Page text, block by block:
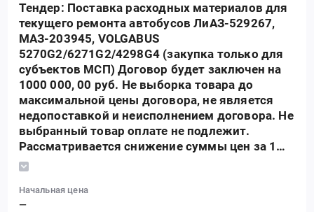
Тендер: Поставка расходных материалов для
текущего ремонта автобусов ЛиАЗ-529267,
МАЗ-203945, VOLGABUS
5270G2/6271G2/4298G4 (закупка только для
субъектов МСП) Договор будет заключен на
1000 000, 00 руб. Не выборка товара до
максимальной цены договора, не является
недопоставкой и неисполнением договора. Не
выбранный товар оплате не подлежит.
Рассматривается снижение суммы цен за 1
единицу товара от НМЦЕ 219 986, 09 руб
Начальная цена
—